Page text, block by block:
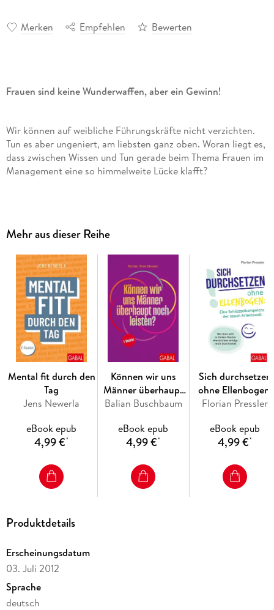
Merken Empfehlen Bewerten
Frauen sind keine Wunderwaffen, aber ein Gewinn!
Wir können auf weibliche Führungskräfte nicht verzichten.
Tun es aber ungeniert, am liebsten ganz oben. Woran liegt es,
dass zwischen Wissen und Tun gerade beim Thema Frauen im
Management eine so himmelweite Lücke klafft?
Männern. Den meisten Unternehmen gelingt es auch, Frauen
gelingt, ist, Frauen zu halten und an die Spitze zu bringen. Die
Hürde für Frauen ist nicht das Reinkommen, die Hürde ist das
Hochkommen.
Der Schritt ins Topmanagement ist für Frauen nach wie vor
der schwierigste und das liegt nicht nur an unserer
männlichen Managementkultur, sondern ist unter anderem
auch eine Frage des Kind-Karriere-Spagats und der privaten
wie gesellschaftlichen Lebensumstände.
Dr. Barbara Schneider nimmt nicht für sich in Anspruch,
einfache Antworten für diese vielschichtige Thematik zu
liefern. Vielmehr beleuchtet das Buch verschiedene
Blickwinkel, gibt Anregungen und zeigt Erfahrungen auf. In
diesem Sinne ist das Buch kein Ratgeber, sondern ein
kompetent und tough geschriebenes Opinion Book.
Mehr aus dieser Reihe
Mental fit durch den
Tag
Jens Newerla
eBook epub
4,99 €*
Können wir uns
Männer überhaupt
noch leisten?
Balian Buschbaum
eBook epub
4,99 €*
Sich durchsetzen
ohne Ellenbogen:
Eine
der neuen
Arbeitswelt
Florian Pressler
eBook epub
4,99 €*
Produktdetails
Erscheinungsdatum
03. Juli 2012
Sprache
deutsch